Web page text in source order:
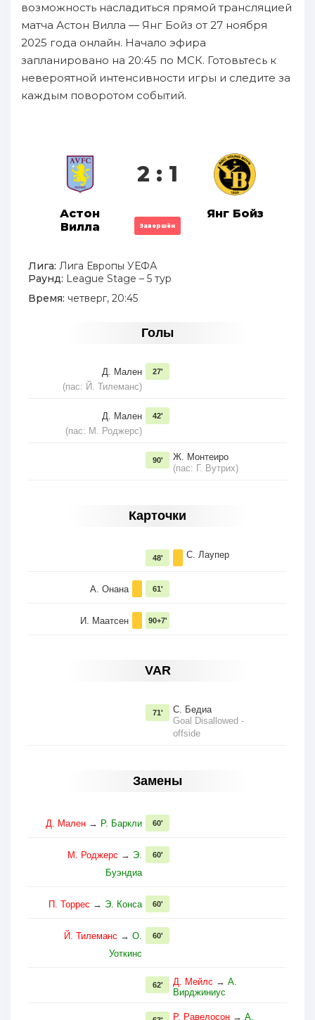
возможность насладиться прямой трансляцией
матча Астон Вилла — Янг Бойз от 27 ноября
2025 года онлайн. Начало эфира
запланировано на 20:45 по МСК. Готовьтесь к
невероятной интенсивности игры и следите за
каждым поворотом событий.
Астон
Вилла
2 : 1
Завершён
Янг Бойз
Лига: Лига Европы УЕФА
Раунд: League Stage – 5 тур
Время: четверг, 20:45
Голы
Д. Мален
(пас: Й. Тилеманс)
27'
Д. Мален
(пас: М. Роджерс)
42'
Ж. Монтеиро
(пас: Г. Вутрих)
90'
Карточки
С. Лаупер
48'
А. Онана 61'
И. Маатсен 90+7'
VAR
С. Бедиа
Goal Disallowed -
offside
71'
Замены
Д. Мален → Р. Баркли 60'
М. Роджерс → Э.
Буэндиа
60'
П. Торрес → Э. Конса 60'
Й. Тилеманс → О.
Уоткинс
60'
Д. Мейлс → А.
Вирджиниус
62'
Р. Равелосон → А.